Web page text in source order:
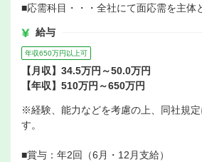
■応需科目・・・全社にて面応需を主体
給与
年収650万円以上可
【月収】34.5万円～50.0万円
【年収】510万円～650万円
※経験、能力などを考慮の上、同社規定
す。
■賞与：年2回（6月・12月支給）